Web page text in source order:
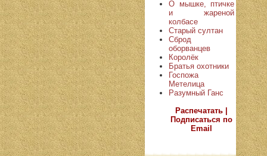
О мышке, птичке
и жареной
колбасе
Старый султан
Сброд
оборванцев
Королёк
Братья охотники
Госпожа
Метелица
Разумный Ганс
Распечатать |
Подписаться по
Email